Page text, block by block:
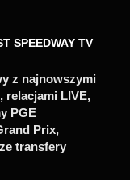
SPEEDWAY TV
z najnowszymi
relacjami LIVE,
PGE
Prix,
transfery